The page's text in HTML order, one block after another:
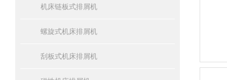
机床链板式排屑机
螺旋式机床排屑机
刮板式机床排屑机